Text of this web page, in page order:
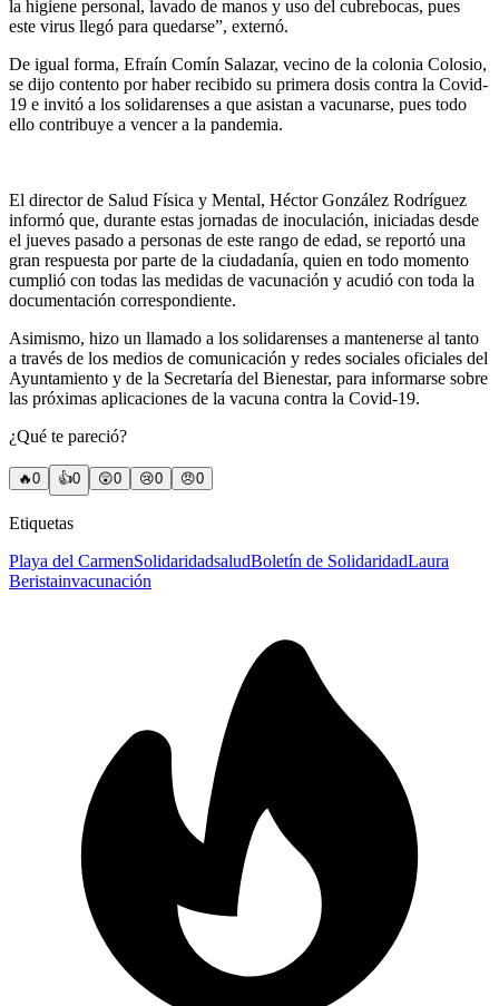
la higiene personal, lavado de manos y uso del cubrebocas, pues
este virus llegó para quedarse”, externó.
De igual forma, Efraín Comín Salazar, vecino de la colonia Colosio,
se dijo contento por haber recibido su primera dosis contra la Covid-
19 e invitó a los solidarenses a que asistan a vacunarse, pues todo
ello contribuye a vencer a la pandemia.
El director de Salud Física y Mental, Héctor González Rodríguez
informó que, durante estas jornadas de inoculación, iniciadas desde
el jueves pasado a personas de este rango de edad, se reportó una
gran respuesta por parte de la ciudadanía, quien en todo momento
cumplió con todas las medidas de vacunación y acudió con toda la
documentación correspondiente.
Asimismo, hizo un llamado a los solidarenses a mantenerse al tanto
a través de los medios de comunicación y redes sociales oficiales del
Ayuntamiento y de la Secretaría del Bienestar, para informarse sobre
las próximas aplicaciones de la vacuna contra la Covid-19.
¿Qué te pareció?
🔥0 👍0 😲0 😢0 😠0
Etiquetas
Playa del CarmenSolidaridadsaludBoletín de SolidaridadLaura
Beristainvacunación